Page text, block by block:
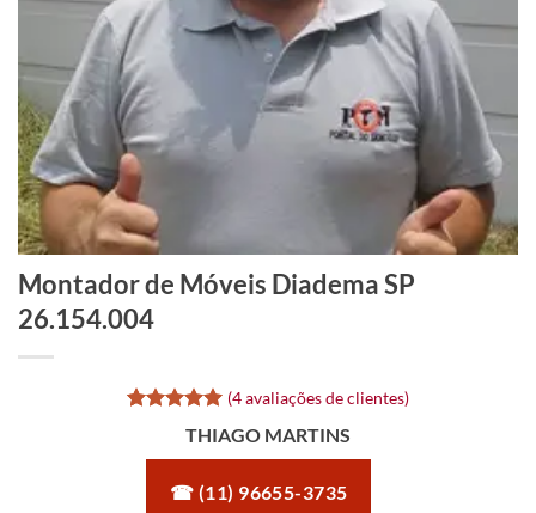
Montador de Móveis Diadema SP
26.154.004
Avaliado
de
5, com
baseado em
avaliações
(4avaliações de clientes)
THIAGO MARTINS
☎ (11) 96655-3735